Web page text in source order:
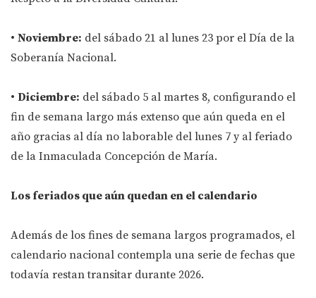
• Noviembre: del sábado 21 al lunes 23 por el Día de la
Soberanía Nacional.
• Diciembre: del sábado 5 al martes 8, configurando el
fin de semana largo más extenso que aún queda en el
año gracias al día no laborable del lunes 7 y al feriado
de la Inmaculada Concepción de María.
Los feriados que aún quedan en el calendario
Además de los fines de semana largos programados, el
calendario nacional contempla una serie de fechas que
todavía restan transitar durante 2026.